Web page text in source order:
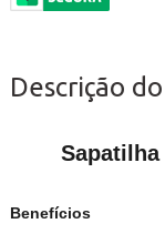
Descrição
Benefícios